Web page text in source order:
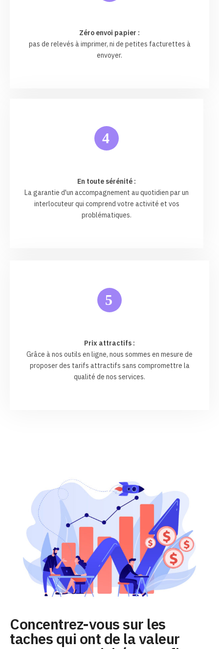
Zéro envoi papier :
pas de relevés à imprimer, ni de petites facturettes à
envoyer.
4
En toute sérénité :
La garantie d'un accompagnement au quotidien par un
interlocuteur qui comprend votre activité et vos
problématiques.
5
Prix attractifs :
Grâce à nos outils en ligne, nous sommes en mesure de
proposer des tarifs attractifs sans compromettre la
qualité de nos services.
Concentrez-vous sur les
taches qui ont de la valeur